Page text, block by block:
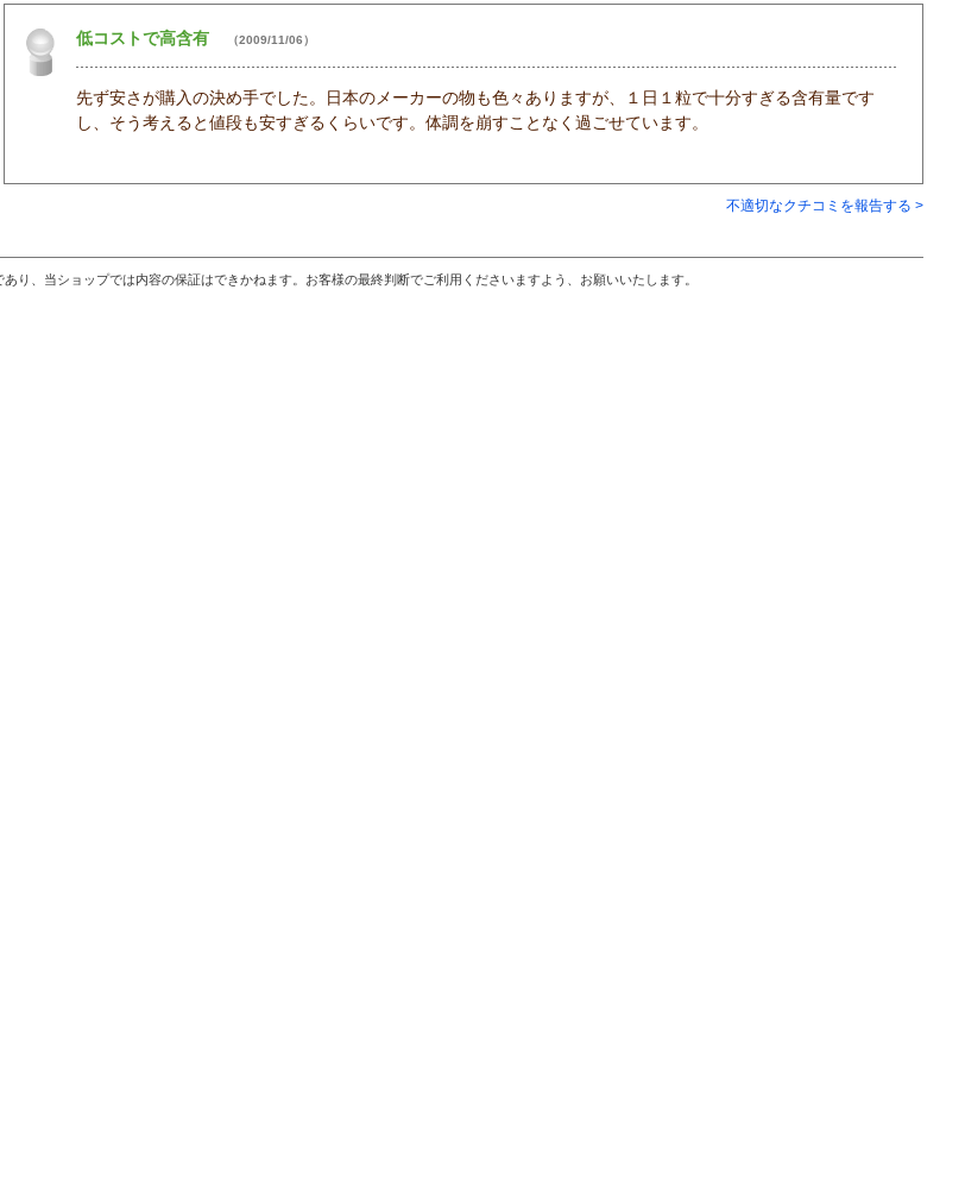
低コストで高含有 （2009/11/06）
先ず安さが購入の決め手でした。日本のメーカーの物も色々ありますが、１日１粒で十分すぎる含有量です
し、そう考えると値段も安すぎるくらいです。体調を崩すことなく過ごせています。
不適切なクチコミを報告する >
り、当ショップでは内容の保証はできかねます。お客様の最終判断でご利用くださいますよう、お願いいたします。